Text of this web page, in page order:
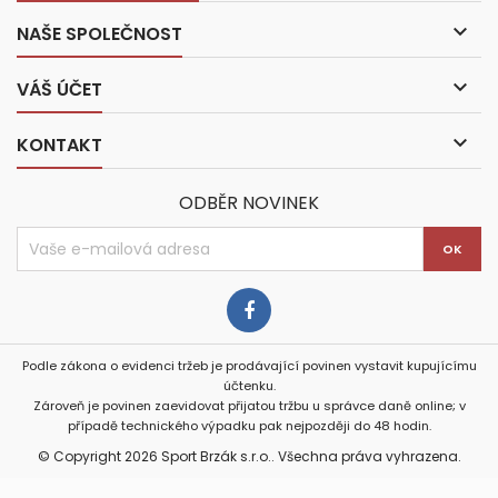
NAŠE SPOLEČNOST 
VÁŠ ÚČET 
KONTAKT 
ODBĚR NOVINEK
Podle zákona o evidenci tržeb je prodávající povinen vystavit kupujícímu
účtenku.
Zároveň je povinen zaevidovat přijatou tržbu u správce daně online; v
případě technického výpadku pak nejpozději do 48 hodin.
© Copyright 2026 Sport Brzák s.r.o.. Všechna práva vyhrazena.